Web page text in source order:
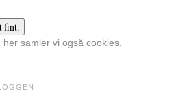
samler vi også cookies.